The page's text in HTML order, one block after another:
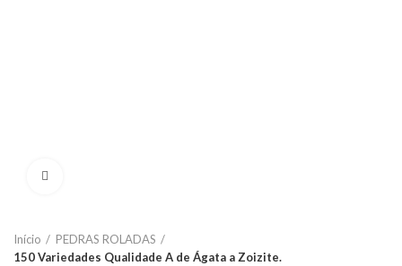
Início
PEDRAS ROLADAS
150 Variedades Qualidade A de Ágata a Zoizite.